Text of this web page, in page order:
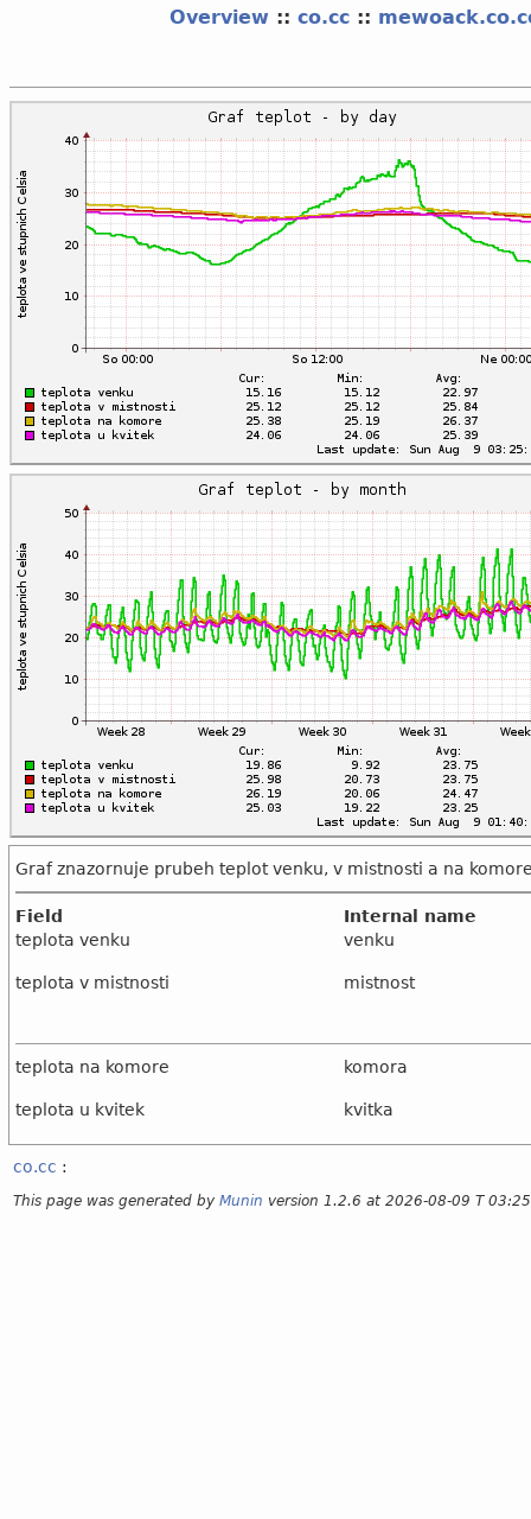
Overview :: co.cc::
Graf znazornuje prubeh teplot venku, v mistnosti a na
Field
Internal name
teplota venku
venku
teplota v mistnosti mistnost
teplota na komore komora
teplota u kvitek kvitka
co.cc :
This page was generated by Munin version 1.2.6 at 2026-08-09 T